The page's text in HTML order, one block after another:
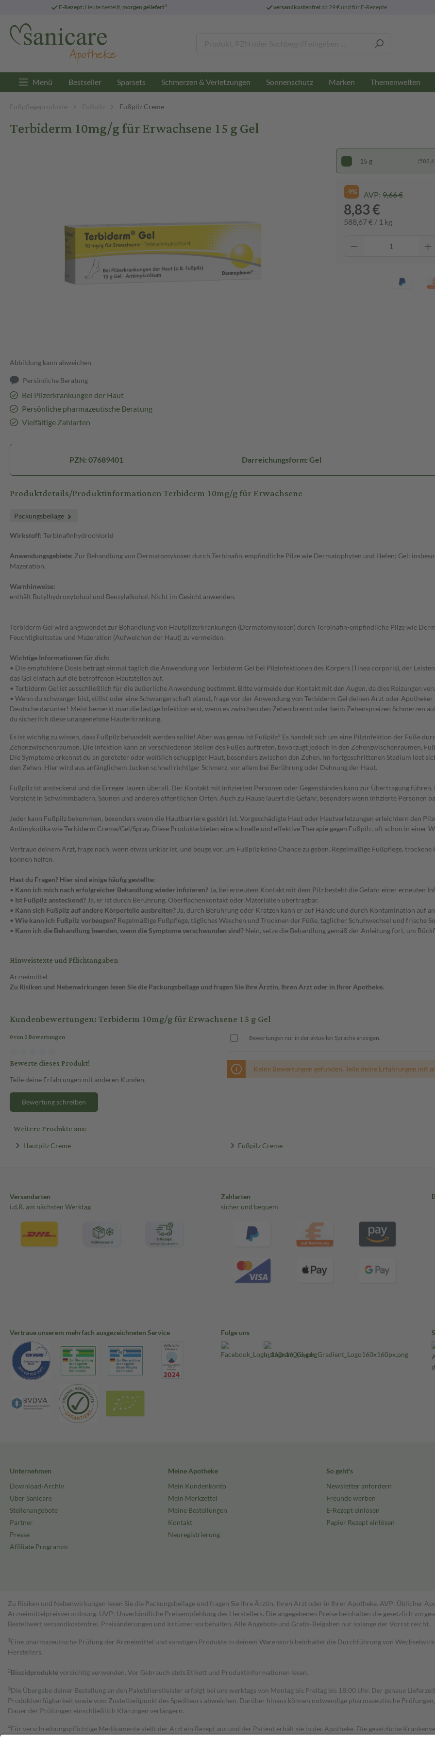
E-Rezept: Heute bestellt, morgen geliefert3 versandkostenfreiab 29 € und für E-Rezepte
Menü Bestseller Sparsets Schmerzen & Verletzungen Sonnenschutz Marken Themenwelten
Fußpflegeprodukte Fußpilz Fußpilz Creme
Terbiderm 10mg/g für Erwachsene 15 g Gel
Abbildung kann abweichen
Persönliche Beratung
Bei Pilzerkrankungen der Haut
Persönliche pharmazeutische Beratung
Vielfältige Zahlarten
15 g
-9% AVP: 9,66 €
8,83 €
588,67 € / 1 kg
PZN: 07689401 Darreichungsform: Gel
Produktdetails/Produktinformationen Terbiderm 10mg/g für Erwachsene
Packungsbeilage
Wirkstoff: Terbinafinhydrochlorid
Anwendungsgebiete: Zur Behandlung von Dermatomykosen durch Terbinafin-empfindliche Pilze wie Dermatophyten und Hefen; Gel:
Mazeration.
Warnhinweise:
enthält Butylhydroxytoluol und Benzylalkohol. Nicht im Gesicht anwenden.
Terbiderm Gel wird angewendet zur Behandlung von Hautpilzerkrankungen (Dermatomykosen) durch Terbinafin-empfindliche Pilze wie
Feuchtigkeitsstau und Mazeration (Aufweichen der Haut) zu vermeiden.
Wichtige Informationen für dich:
• Die empfohlene Dosis beträgt einmal täglich die Anwendung von Terbiderm Gel bei Pilzinfektionen des Körpers (Tinea corporis), der
das Gel einfach auf die betroffenen Hautstellen auf.
• Terbiderm Gel ist ausschließlich für die äußerliche Anwendung bestimmt. Bitte vermeide den Kontakt mit den Augen, da dies Reizungen
• Wenn du schwanger bist, stillst oder eine Schwangerschaft planst, frage vor der Anwendung von Terbiderm Gel deinen Arzt oder
Deutsche darunter! Meist bemerkt man die lästige Infektion erst, wenn es zwischen den Zehen brennt oder beim Zehenspreizen Schmerzen
du sicherlich diese unangenehme Hauterkrankung.
Es ist wichtig zu wissen, dass Fußpilz behandelt werden sollte! Aber was genau ist Fußpilz? Es handelt sich um eine Pilzinfektion der Füße
Zehenzwischenräumen. Die Infektion kann an verschiedenen Stellen des Fußes auftreten, bevorzugt jedoch in den Zehenzwischenräumen,
Die Symptome erkennst du an geröteter oder weißlich schuppiger Haut, besonders zwischen den Zehen. Im fortgeschrittenen Stadium löst
den Zehen. Hier wird aus anfänglichem Jucken schnell richtiger Schmerz, vor allem bei Berührung oder Dehnung der Haut.
Fußpilz ist ansteckend und die Erreger lauern überall. Der Kontakt mit infizierten Personen oder Gegenständen kann zur Übertragung
Vorsicht in Schwimmbädern, Saunen und anderen öffentlichen Orten. Auch zu Hause lauert die Gefahr, besonders wenn infizierte Personen
Jeder kann Fußpilz bekommen, besonders wenn die Hautbarriere gestört ist. Vorgeschädigte Haut oder Hautverletzungen erleichtern den
Antimykotika wie Terbiderm Creme/Gel/Spray. Diese Produkte bieten eine schnelle und effektive Therapie gegen Fußpilz, oft schon in einer
Vertraue deinem Arzt, frage nach, wenn etwas unklar ist, und beuge vor, um Fußpilz keine Chance zu geben. Regelmäßige Fußpflege,
können helfen.
Hast du Fragen? Hier sind einige häufig gestellte:
• Kann ich mich nach erfolgreicher Behandlung wieder infizieren? Ja, bei erneutem Kontakt mit dem Pilz besteht die Gefahr einer erneuten
• Ist Fußpilz ansteckend? Ja, er ist durch Berührung, Oberflächenkontakt oder Materialien übertragbar.
• Kann sich Fußpilz auf andere Körperteile ausbreiten? Ja, durch Berührung oder Kratzen kann er auf Hände und durch Kontamination auf
• Wie kann ich Fußpilz vorbeugen? Regelmäßige Fußpflege, tägliches Waschen und Trocknen der Füße, täglicher Schuhwechsel und frische
• Kann ich die Behandlung beenden, wenn die Symptome verschwunden sind? Nein, setze die Behandlung gemäß der Anleitung fort, um
Hinweistexte und Pflichtangaben
Arzneimittel
Zu Risiken und Nebenwirkungen lesen Sie die Packungsbeilage und fragen Sie Ihre Ärztin, Ihren Arzt oder in Ihrer Apotheke.
Kundenbewertungen: Terbiderm 10mg/g für Erwachsene 15 g Gel
0 von 0 Bewertungen
Bewerte dieses Produkt!
Teile deine Erfahrungen mit anderen Kunden.
Bewertung schreiben
Bewertungen nur in der aktuellen Sprache anzeigen.
Keine Bewertungen gefunden. Teile deine Erfahrungen mit
Weitere Produkte aus:
Hautpilz Creme Fußpilz Creme
Versandarten
i.d.R. am nächsten Werktag
Zahlarten
sicher und bequem
Vertraue unserem mehrfach ausgezeichneten Service Folge uns
Unternehmen
Download-Archiv
Über Sanicare
Stellenangebote
Partner
Presse
Affiliate Programm
Meine Apotheke
Mein Kundenkonto
Mein Merkzettel
Meine Bestellungen
Kontakt
Neuregistrierung
So geht's
Newsletter anfordern
Freunde werben
E-Rezept einlösen
Papier Rezept einlösen
Zu Risiken und Nebenwirkungen lesen Sie die Packungsbeilage und fragen Sie Ihre Ärztin, Ihren Arzt oder in Ihrer Apotheke. AVP: Üblicher
Arzneimittelpreisverordnung. UVP: Unverbindliche Preisempfehlung des Herstellers. Die angegebenen Preise beinhalten die gesetzlich
Bestell­wert versand­kosten­frei. Preisänderungen und Irrtümer vorbehalten. Alle Angebote und Gratis-Beigaben nur solange der Vorrat reicht.
1 Eine pharmazeutische Prüfung der Arzneimittel und sonstigen Produkte in deinem Warenkorb beinhaltet die Durchführung von
Herstellers.
2Biozidproduktevorsichtig verwenden. Vor Gebrauch stets Etikett und Produktinformationen lesen.
3Die Übergabe deiner Bestellung an den Paketdienstleister erfolgt bei uns werktags von Montag bis Freitag bis 18:00 Uhr. Der genaue
Produktverfügbarkeit sowie vom Zustellzeitpunkt des Spediteurs abweichen. Darüber hinaus können notwendige pharmazeutische
Dauer der Prüfungen einschließlich Klärungen verlängern.
4Für verschreibungspflichtige Medikamente stellt der Arzt ein Rezept aus und der Patient erhält sie in der Apotheke. Die gesetzliche